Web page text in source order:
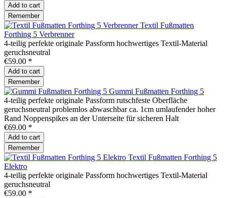
Add to cart
Remember
Textil Fußmatten
Forthing 5 Verbrenner
4-teilig perfekte originale Passform hochwertiges Textil-Material
geruchsneutral
€59.00 *
Add to cart
Remember
Gummi Fußmatten Forthing 5
4-teilig perfekte originale Passform rutschfeste Oberfläche
geruchsneutral problemlos abwaschbar ca. 1cm umlaufender hoher
Rand Noppenspikes an der Unterseite für sicheren Halt
€69.00 *
Add to cart
Remember
Textil Fußmatten Forthing 5
Elektro
4-teilig perfekte originale Passform hochwertiges Textil-Material
geruchsneutral
€59.00 *